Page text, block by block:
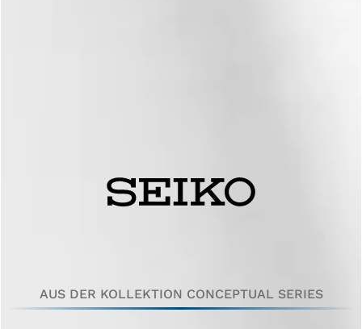
AUS DER KOLLEKTION CONCEPTUAL SERIES